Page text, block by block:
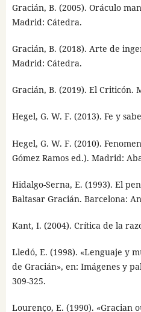
Gracián, B. (2005). Oráculo
Madrid: Cátedra.
Gracián, B. (2018). Arte de
Madrid: Cátedra.
Gracián, B. (2019). El Criticón.
Hegel, G. W. F. (2013). Fe y
Hegel, G. W. F. (2010).
Gómez Ramos ed.). Madrid:
Hidalgo-Serna, E. (1993). El
Baltasar Gracián. Barcelona:
Kant, I. (2004). Crítica de la
Lledó, E. (1998). «Lenguaje y
de Gracián», en: Imágenes y
309-325.
Lourenço, E. (1990). «Gracian